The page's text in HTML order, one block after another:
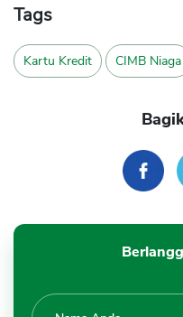
Tags
Kartu Kredit CIMB Niaga